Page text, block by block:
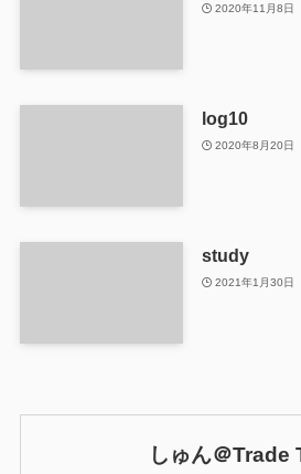
2020年11月8日
log10
2020年8月20日
study
2021年1月30日
しゅん＠Trade